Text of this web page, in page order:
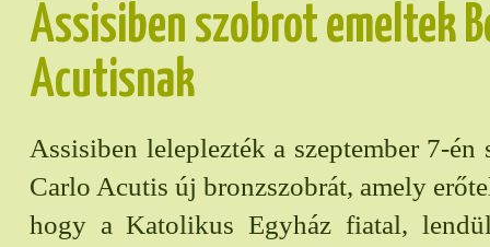
Assisiben szobrot emeltek
Acutisnak
Assisiben leleplezték a szeptember 7-én
Carlo Acutis új bronzszobrát, amely
hogy a Katolikus Egyház fiatal,